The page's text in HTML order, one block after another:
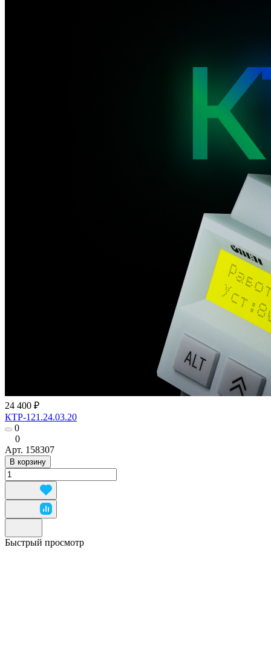
24 400 ₽
КТР-121.24.03.20
0
0
Арт. 158307
В корзину
Быстрый просмотр